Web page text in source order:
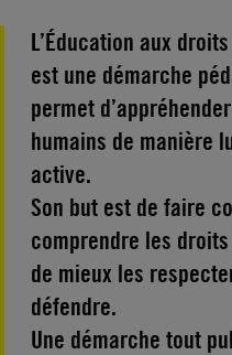
L’Éducation aux
est une démarche
permet
humains de manière
active.
Son but est de faire
comprendre les
de mieux les
défendre.
Une démarche tout